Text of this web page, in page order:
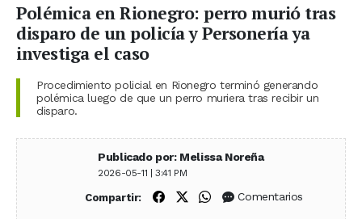
Polémica en Rionegro: perro murió tras
disparo de un policía y Personería ya
investiga el caso
Procedimiento policial en Rionegro terminó generando
polémica luego de que un perro muriera tras recibir un
disparo.
Publicado por: Melissa Noreña
2026-05-11 | 3:41 PM
Compartir: Compartir en Facebook
Compartir en X (Twitter)
Compartir en WhatsApp
Comentarios